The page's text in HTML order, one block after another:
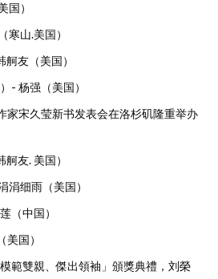
国）
寒山.美国）
友（美国）
- 杨强（美国）
家宋久莹新书发表会在洛杉矶隆重举办
友. 美国）
涓细雨（美国）
（中国）
国）
範雙親、傑出領袖」頒獎典禮，刘榮